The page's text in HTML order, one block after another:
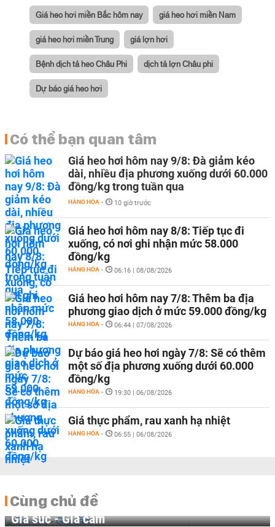
Giá heo hơi miền Bắc hôm nay giá heo hơi miền Nam
giá heo hơi miền Trung giá lợn hơi
Bệnh dịch tả heo Châu Phi dịch tả lợn Châu phi
Dự báo giá heo hơi
Có thể bạn quan tâm
Giá heo hơi hôm nay 9/8: Đà giảm kéo
dài, nhiều địa phương xuống dưới 60.000
đồng/kg trong tuần qua
HÀNG HÓA - 10 giờ trước
Giá heo hơi hôm nay 8/8: Tiếp tục đi
xuống, có nơi ghi nhận mức 58.000
đồng/kg
HÀNG HÓA - 06:16 | 08/08/2026
Giá heo hơi hôm nay 7/8: Thêm ba địa
phương giao dịch ở mức 59.000 đồng/kg
HÀNG HÓA - 06:44 | 07/08/2026
Dự báo giá heo hơi ngày 7/8: Sẽ có thêm
một số địa phương xuống dưới 60.000
đồng/kg
HÀNG HÓA - 19:30 | 06/08/2026
Giá thực phẩm, rau xanh hạ nhiệt
HÀNG HÓA - 06:55 | 06/08/2026
Cùng chủ đề
Gia súc - Gia cầm